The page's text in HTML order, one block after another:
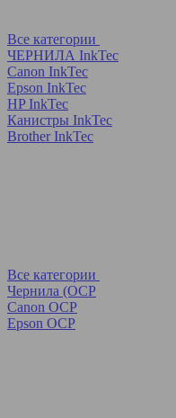
Все категории
ЧЕРНИЛА InkTec
Canon InkTec
Epson InkTec
HP InkTec
Канистры InkTec
Brother InkTec
Все категории
Чернила (OCP
Canon OCP
Epson OCP